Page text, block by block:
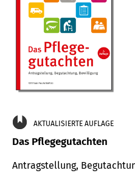
AKTUALISIERTE AUFLAGE
Das Pflegegutachten
Antragstellung,